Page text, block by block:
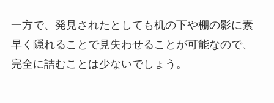
一方で、発見されたとしても机の下や棚の影に素
早く隠れることで見失わせることが可能なので、
完全に詰むことは少ないでしょう。